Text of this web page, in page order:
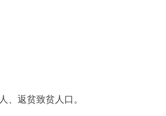
返贫致贫人口。